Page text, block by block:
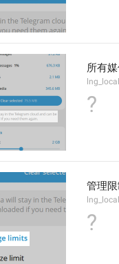
所有
?
管理
?